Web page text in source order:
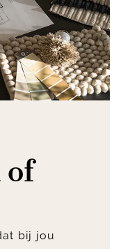
of
bij jou